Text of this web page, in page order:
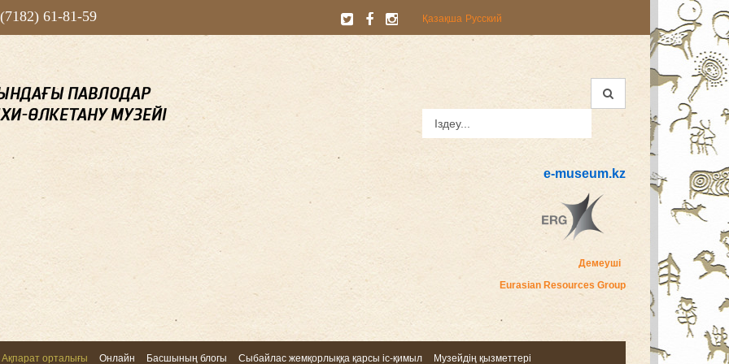
61-81-59 Қазақша Русский
e-museum.kz
Демеуші
Eurasian Resources Group
Ақпарат орталығы Онлайн Басшының блогы Сыбайлас жемқорлыққа қарсы іс-қимыл Музейдің қызметтері